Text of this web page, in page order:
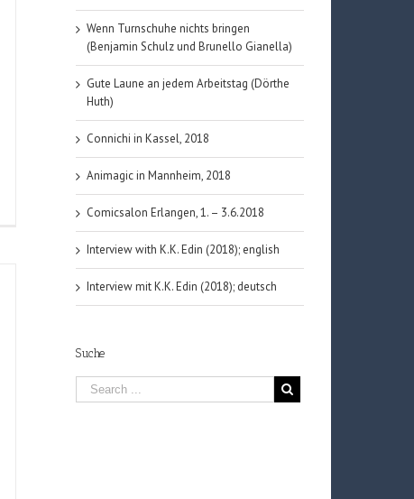
Wenn Turnschuhe nichts bringen
(Benjamin Schulz und Brunello Gianella)
Gute Laune an jedem Arbeitstag (Dörthe
Huth)
Connichi in Kassel, 2018
Animagic in Mannheim, 2018
Comicsalon Erlangen, 1. – 3.6.2018
Interview with K.K. Edin (2018); english
Interview mit K.K. Edin (2018); deutsch
Suche